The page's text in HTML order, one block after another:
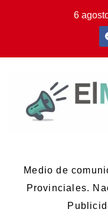
6
Medio de
Provinciales.